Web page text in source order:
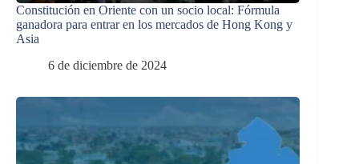
Constitución en Oriente con un socio local: Fórmula
ganadora para entrar en los mercados de Hong Kong y
Asia
6 de diciembre de 2024